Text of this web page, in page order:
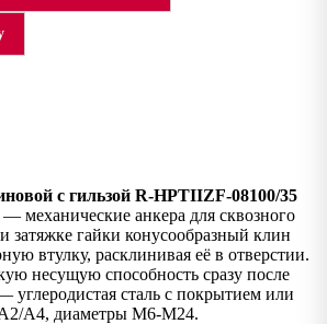
с гильзой R-HPTIIZF-08100/35
механические анкера для сквозного
затяжке гайки конусообразный клин
втулку, расклинивая её в отверстии.
несущую способность сразу после
сталь с покрытием или
A4, диаметры M6-M24.